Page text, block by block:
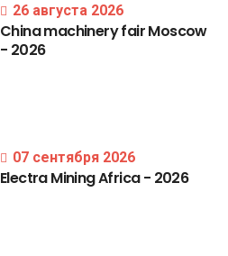
26 августа 2026
ChinamachineryfairMoscow
- 2026
07 сентября 2026
ElectraMiningAfrica- 2026